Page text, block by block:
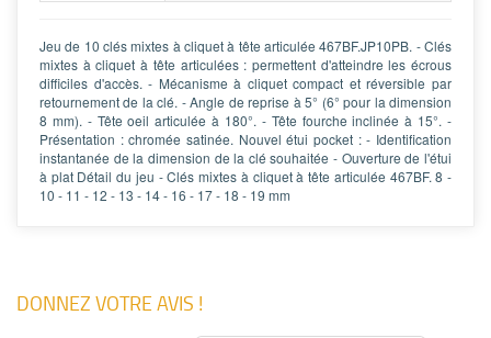
Jeu de 10 clés mixtes à cliquet à tête articulée 467BF.JP10PB. - Clés
mixtes à cliquet à tête articulées : permettent d'atteindre les écrous
difficiles d'accès. - Mécanisme à cliquet compact et réversible par
retournement de la clé. - Angle de reprise à 5° (6° pour la dimension
8 mm). - Tête oeil articulée à 180°. - Tête fourche inclinée à 15°. -
Présentation : chromée satinée. Nouvel étui pocket : - Identification
instantanée de la dimension de la clé souhaitée - Ouverture de l'étui
à plat Détail du jeu - Clés mixtes à cliquet à tête articulée 467BF. 8 -
10 - 11 - 12 - 13 - 14 - 16 - 17 - 18 - 19 mm
DONNEZ VOTRE AVIS !